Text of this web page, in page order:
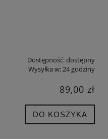
Dostępność:dostępny
Wysyłka w:24 godziny
89,00 zł
DO KOSZYKA